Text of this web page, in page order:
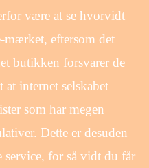
være at se hvorvidt
mærket, eftersom det
butikken forsvarer de
at internet selskabet
som har megen
Dette er desuden
for så vidt du får